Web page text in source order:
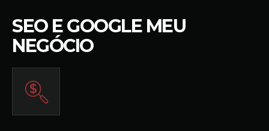
SEO E GOOGLE MEU
NEGÓCIO